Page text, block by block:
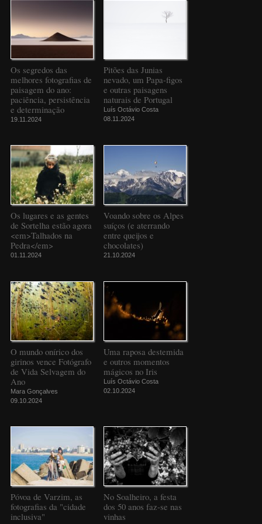
Os segredos das
melhores fotografias de
paisagem do ano:
paciência, persistência
e determinação
19.11.2024
Pitões das Junias
nevado, um Papa-figos
e outras paisagens
naturais de Portugal
Luís Octávio Costa
08.11.2024
Os lugares e as gentes
de Sortelha estão agora
<em>Talhados na
Pedra</em>
01.11.2024
Voando sobre os Alpes
suíços (e aterrando
entre queijos e
chocolates)
21.10.2024
O mundo onírico dos
girinos vence Fotógrafo
de Vida Selvagem do
Ano
Mara Gonçalves
09.10.2024
Uma raposa destemida
e outros momentos
mágicos no Iris
Luís Octávio Costa
02.10.2024
Póvoa de Varzim, as
fotografias da "cidade
inclusiva"
No Soalheiro, a festa
dos 50 anos faz-se nas
vinhas